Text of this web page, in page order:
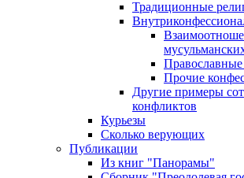
Традиционные
Прочие
Другие примеры
конфликтов
Курьезы
Сколько верующих
Публикации
Из книг "Панорамы"